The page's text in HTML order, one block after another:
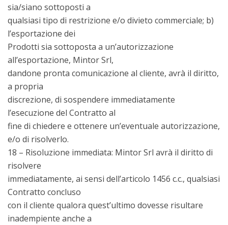
sia/siano sottoposti a
qualsiasi tipo di restrizione e/o divieto commerciale; b)
l’esportazione dei
Prodotti sia sottoposta a un’autorizzazione
all’esportazione, Mintor Srl,
dandone pronta comunicazione al cliente, avrà il diritto,
a propria
discrezione, di sospendere immediatamente
l’esecuzione del Contratto al
fine di chiedere e ottenere un’eventuale autorizzazione,
e/o di risolverlo.
18 – Risoluzione immediata: Mintor Srl avrà il diritto di
risolvere
immediatamente, ai sensi dell’articolo 1456 c.c., qualsiasi
Contratto concluso
con il cliente qualora quest’ultimo dovesse risultare
inadempiente anche a